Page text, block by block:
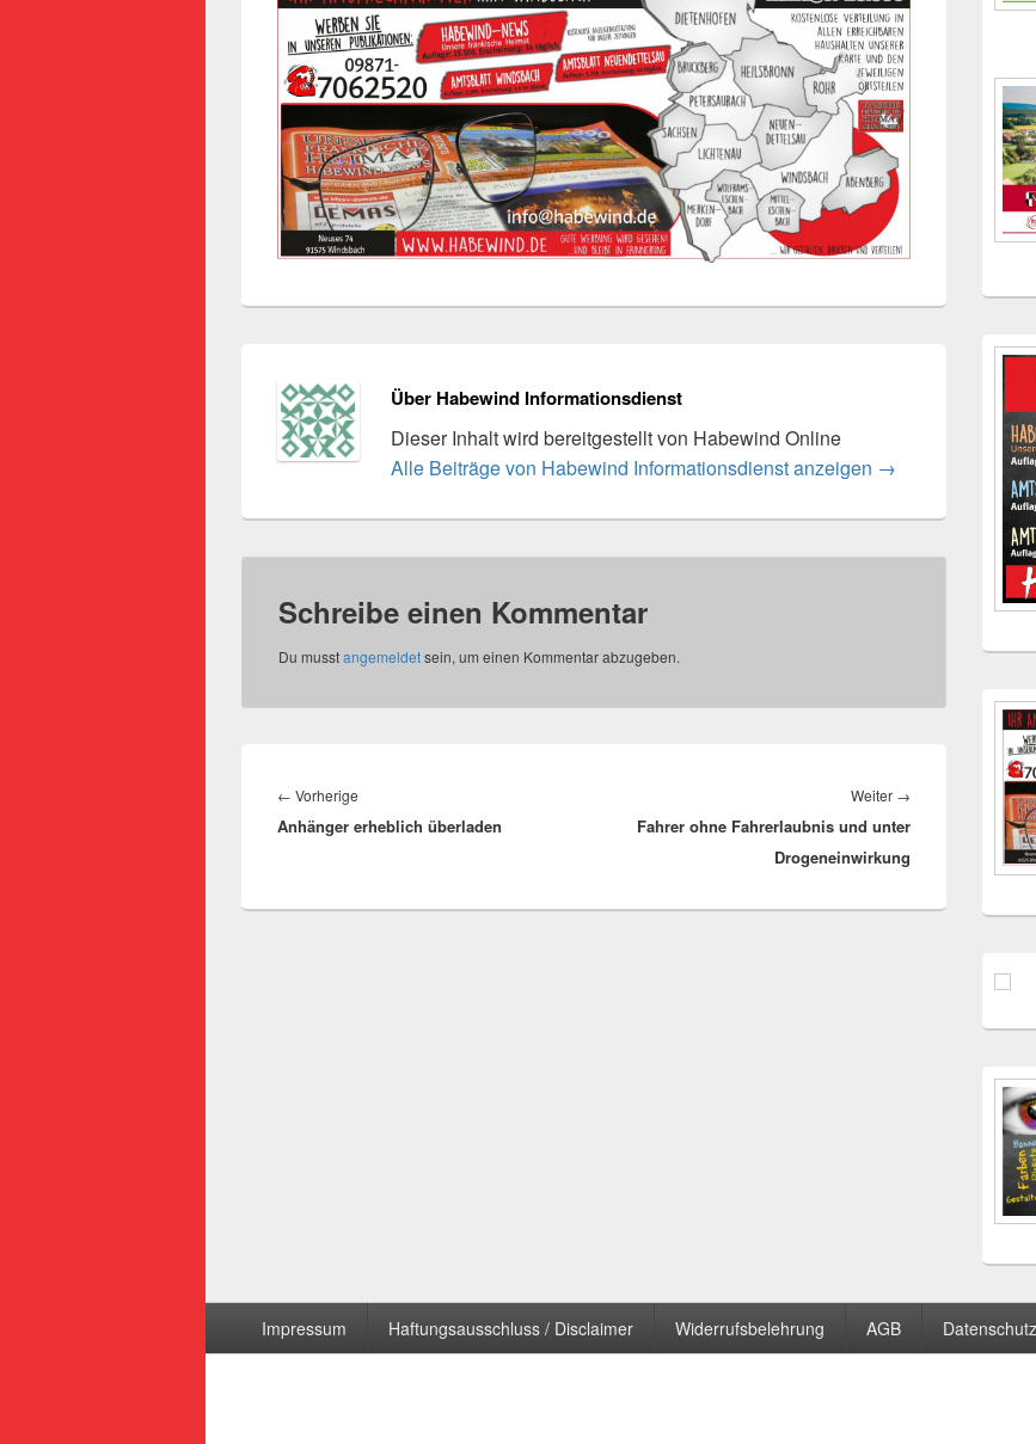
Über Habewind Informationsdienst
Dieser Inhalt wird bereitgestellt von Habewind Online
Alle Beiträge von Habewind Informationsdienst anzeigen →
Schreibe einen Kommentar
Du musstangemeldetsein, um einen Kommentar abzugeben.
← Vorherige
Beitrag:
Anhänger erheblich überladen
Weiter →
Beitrag:
Fahrer ohne Fahrerlaubnis und unter
Drogeneinwirkung
Impressum Haftungsausschluss / Disclaimer Widerrufsbelehrung AGB